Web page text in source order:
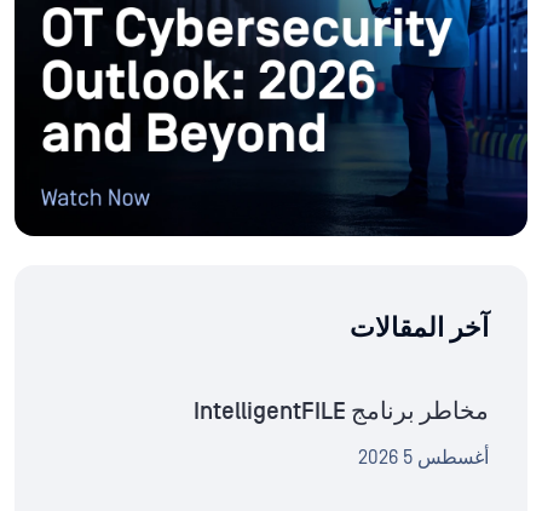
آخر المقالات
مخاطر برنامج IntelligentFILE
أغسطس 5 2026